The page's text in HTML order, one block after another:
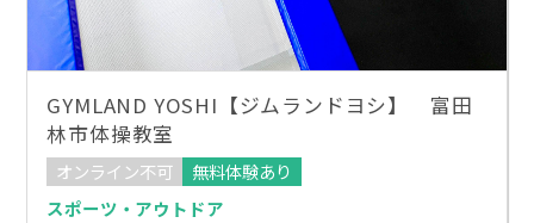
GYMLAND YOSHI【ジムランドヨシ】 富田
林市体操教室
オンライン不可
無料体験あり
スポーツ・アウトドア